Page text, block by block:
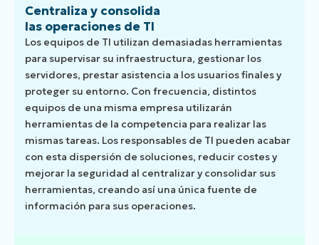
Centraliza y consolida
las operaciones de TI
Los equipos de TI utilizan demasiadas herramientas
para supervisar su infraestructura, gestionar los
servidores, prestar asistencia a los usuarios finales y
proteger su entorno. Con frecuencia, distintos
equipos de una misma empresa utilizarán
herramientas de la competencia para realizar las
mismas tareas. Los responsables de TI pueden acabar
con esta dispersión de soluciones, reducir costes y
mejorar la seguridad al centralizar y consolidar sus
herramientas, creando así una única fuente de
información para sus operaciones.